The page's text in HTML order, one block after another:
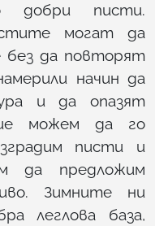
добри писти.
могат да
без да повторят
начин да
и да опазят
можем да го
писти и
да предложим
Зимните ни
леглова база,